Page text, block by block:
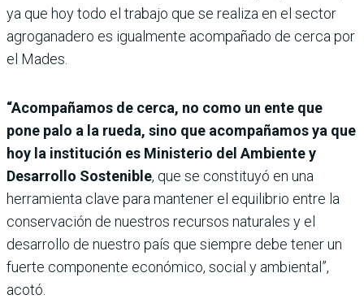
ya que hoy todo el trabajo que se realiza en el sector
agroganadero es igualmente acompañado de cerca por
el Mades.
“Acompañamos de cerca, no como un ente que
pone palo a la rueda, sino que acompañamos ya que
hoy la institución es Ministerio del Ambiente y
Desarrollo Sostenible, que se constituyó en una
herramienta clave para mantener el equilibrio entre la
conservación de nuestros recursos naturales y el
desarrollo de nuestro país que siempre debe tener un
fuerte componente económico, social y ambiental”,
acotó.